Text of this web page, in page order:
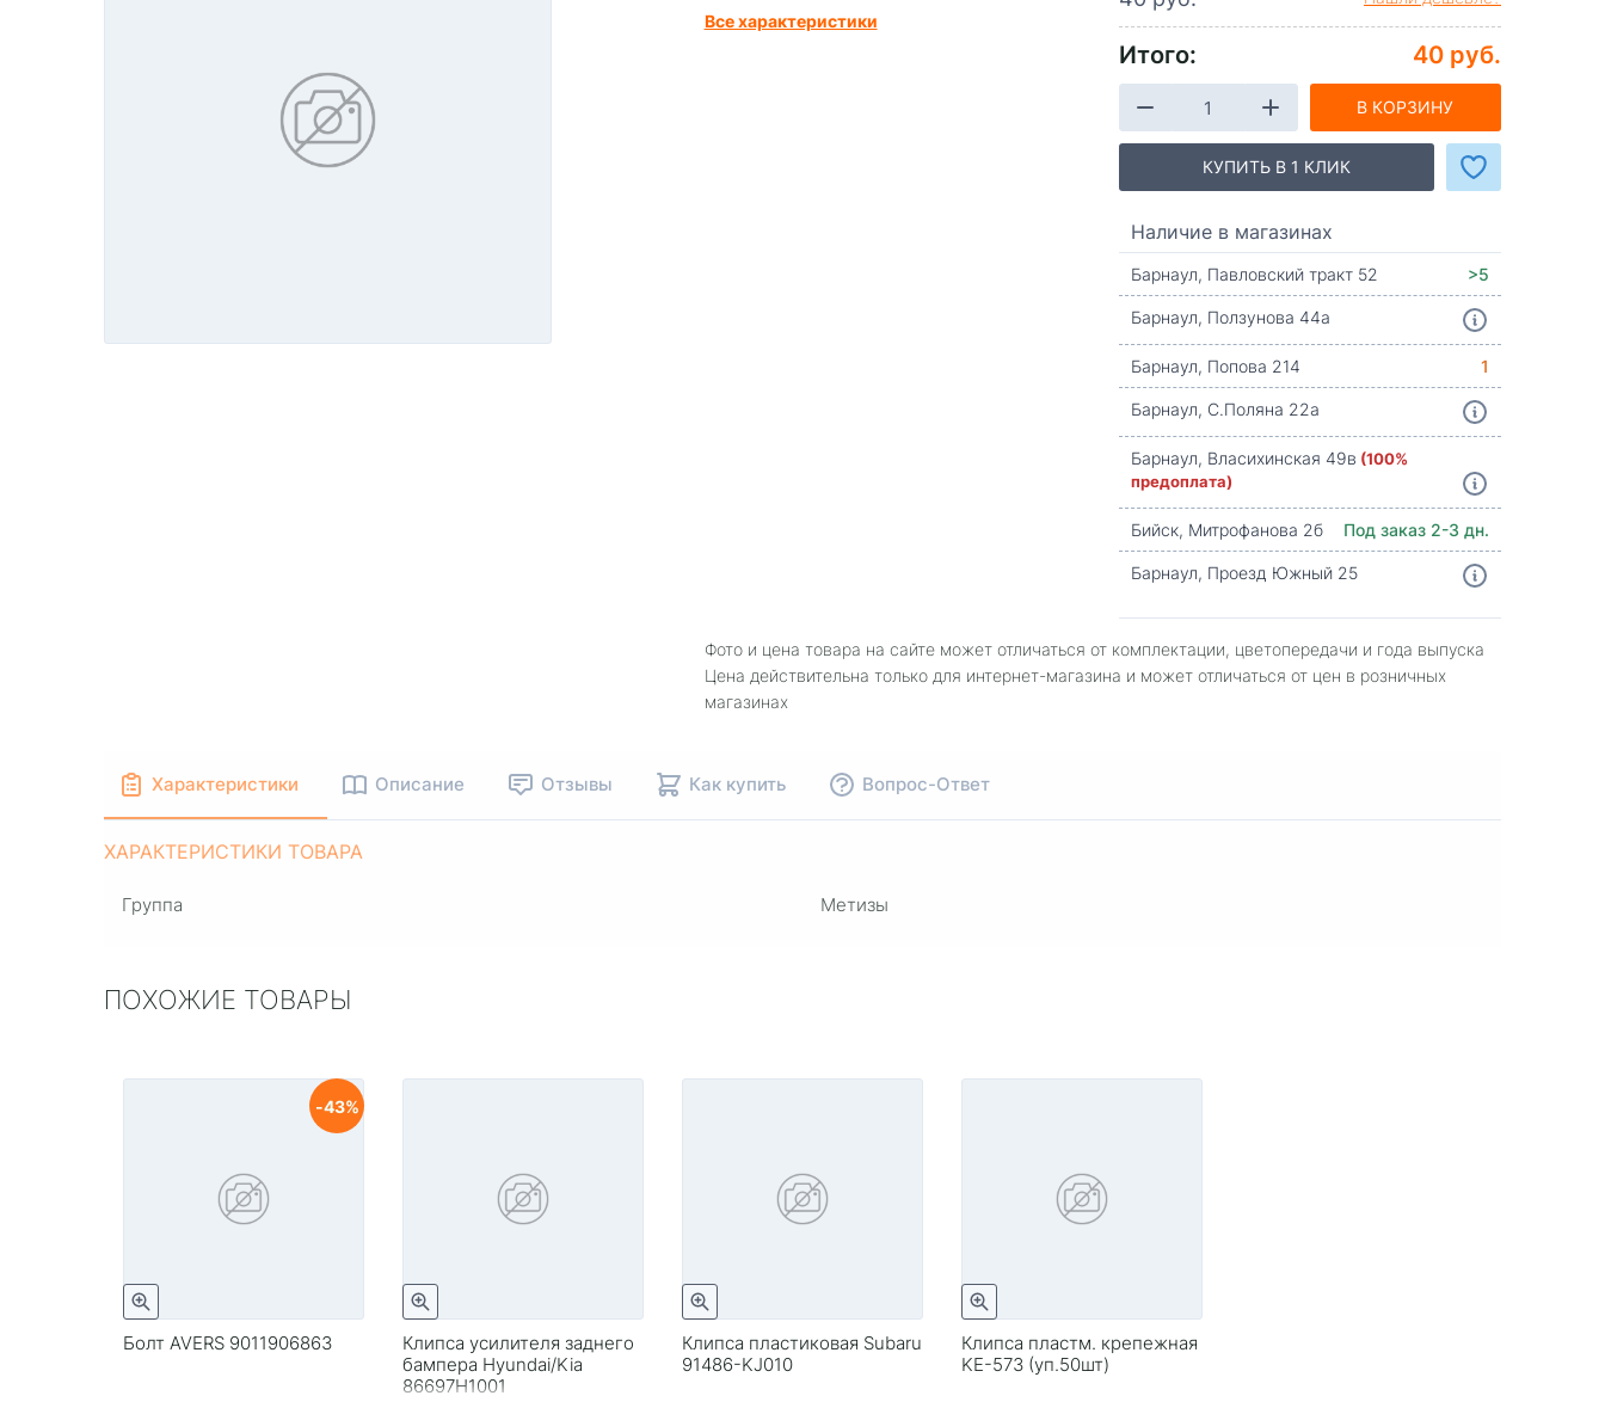
Все характеристики
Итого: 40 руб.
В КОРЗИНУ
КУПИТЬ В 1 КЛИК
Наличие в магазинах
Барнаул, Павловский тракт 52
>5
Барнаул, Ползунова 44а
Барнаул, Попова 214
1
Барнаул, С.Поляна 22а
Барнаул, Власихинская 49в (100%
предоплата)
Бийск, Митрофанова 2б
Под заказ 2-3 дн.
Барнаул, Проезд Южный 25
Фото и цена товара на сайте может отличаться от комплектации, цветопередачи и года выпуска
Цена действительна только для интернет-магазина и может отличаться от цен в розничных
магазинах
Характеристики Описание Отзывы Как купить Вопрос-Ответ
ХАРАКТЕРИСТИКИ ТОВАРА
Группа Метизы
ПОХОЖИЕ ТОВАРЫ
Болт AVERS 9011906863
43
Клипса усилителя заднего
бампера Hyundai/Kia
86697H1001
Клипса пластиковая Subaru
91486-KJ010
Клипса пластм. крепежная
KE-573 (уп.50шт)